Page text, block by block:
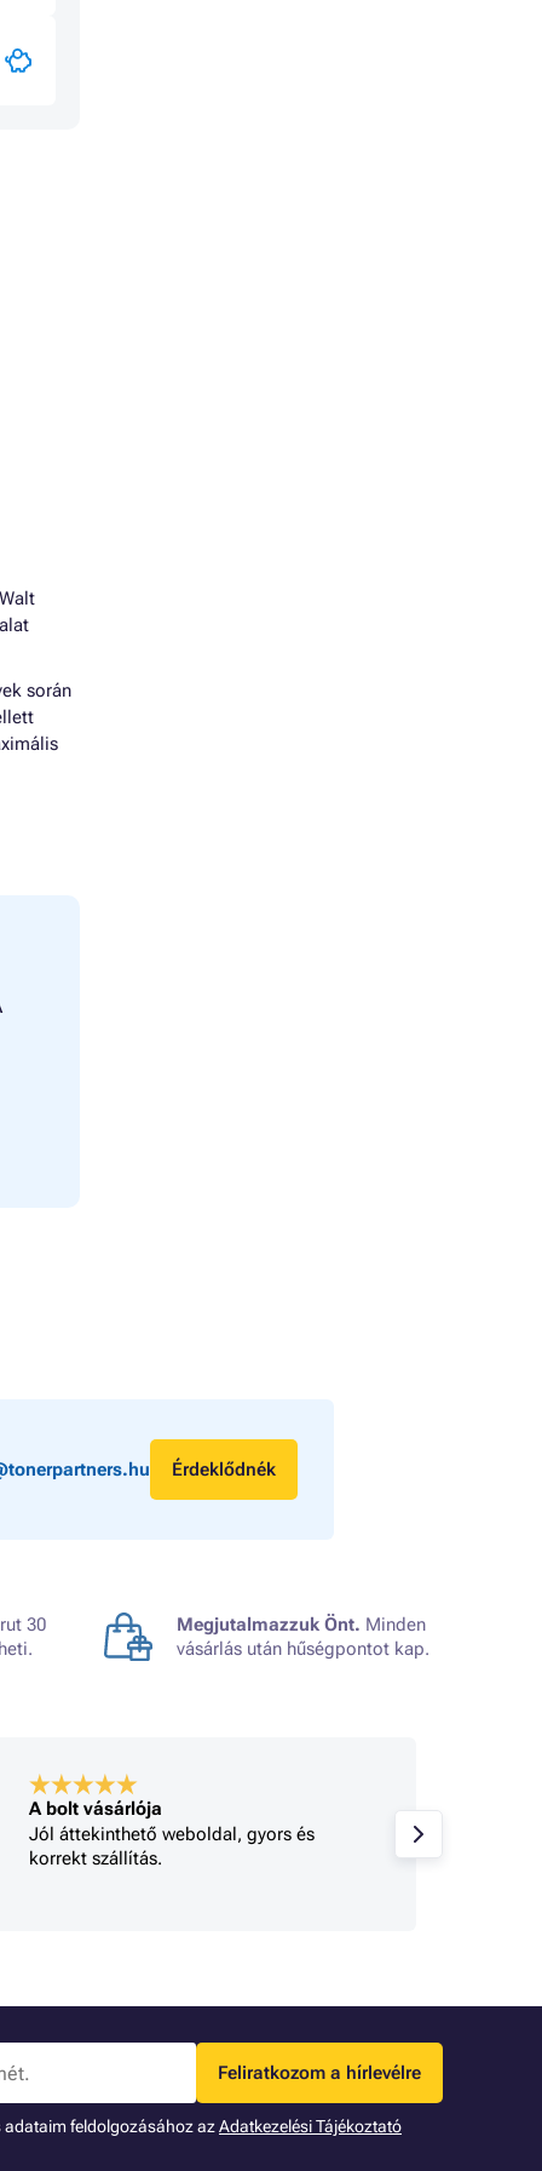
során
Érdeklődnék
30
Megjutalmazzuk Önt. Minden
vásárlás után hűségpontot kap.
A bolt vásárlója
Jól áttekinthető weboldal, gyors és
korrekt szállítás.
Feliratkozom a hírlevélre
adataim feldolgozásához azAdatkezelési Tájékoztató